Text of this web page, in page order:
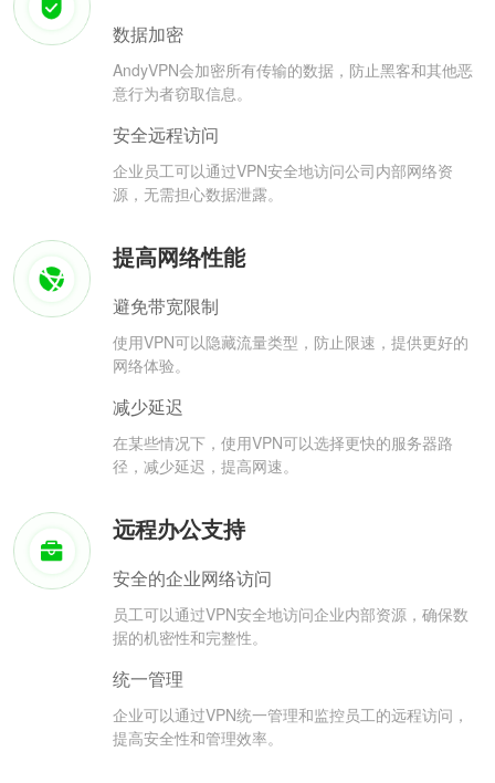
数据加密
AndyVPN会加密所有传输的数据，防止黑客和其他恶
意行为者窃取信息。
安全远程访问
企业员工可以通过VPN安全地访问公司内部网络资
源，无需担心数据泄露。
提高网络性能
避免带宽限制
使用VPN可以隐藏流量类型，防止限速，提供更好的
网络体验。
减少延迟
在某些情况下，使用VPN可以选择更快的服务器路
径，减少延迟，提高网速。
远程办公支持
安全的企业网络访问
员工可以通过VPN安全地访问企业内部资源，确保数
据的机密性和完整性。
统一管理
企业可以通过VPN统一管理和监控员工的远程访问，
提高安全性和管理效率。